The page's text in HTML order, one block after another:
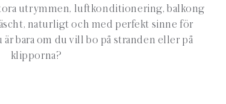
utrymmen, luftkonditionering, balkong
naturligt och med perfekt sinne för
bara om du vill bo på stranden eller på
klipporna?